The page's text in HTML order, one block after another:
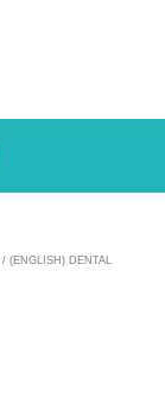
/ (ENGLISH) DENTAL